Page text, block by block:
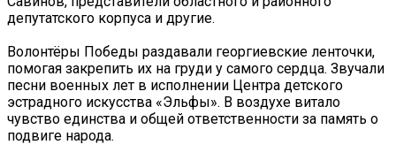
депутатского корпуса и другие.
Волонтёры Победы раздавали георгиевские ленточки,
помогая закрепить их на груди у самого сердца. Звучали
песни военных лет в исполнении Центра детского
эстрадного искусства «Эльфы». В воздухе витало
чувство единства и общей ответственности за память о
подвиге народа.